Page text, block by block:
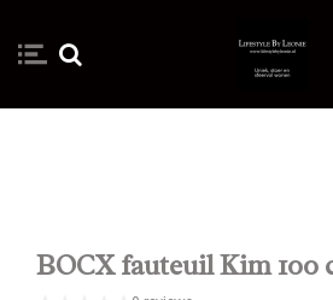
BOCX fauteuil Kim 100